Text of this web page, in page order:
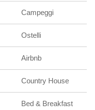
Campeggi
Ostelli
Airbnb
Country House
Bed & Breakfast